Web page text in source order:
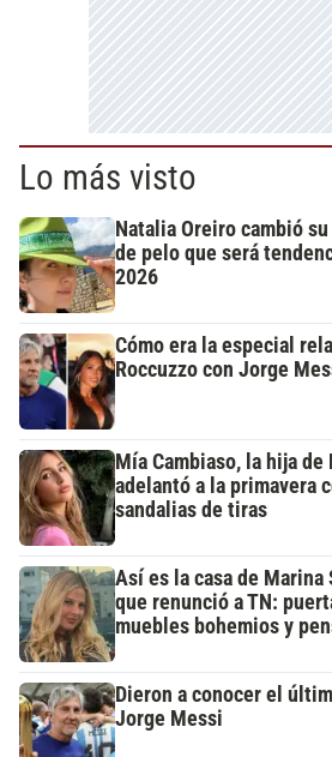
Lo más visto
Natalia Oreiro cambió
de pelo que será
2026
Cómo era la especial
Roccuzzo con Jorge
Mía Cambiaso, la hija de
adelantó a la primavera
sandalias de tiras
Así es la casa de
que renunció a TN:
muebles bohemios y
Dieron a conocer el
Jorge Messi